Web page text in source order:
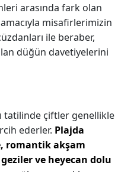
arasında fark olan
misafirlerimizin
ile beraber,
düğün davetiyelerini
tatilinde çiftler genellikle
ederler. Plajda
romantik akşam
ve heyecan dolu